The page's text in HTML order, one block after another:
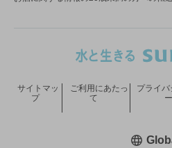
サイトマッ
プ
ご利用にあたっ
て
プライ
ー